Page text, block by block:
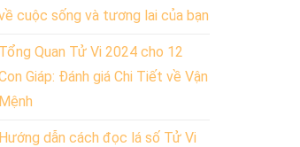
cuộc sống và tương lai của bạn
Tổng Quan Tử Vi 2024 cho 12
Giáp: Đánh giá Chi Tiết về Vận
Mệnh
Hướng dẫn cách đọc lá số Tử Vi